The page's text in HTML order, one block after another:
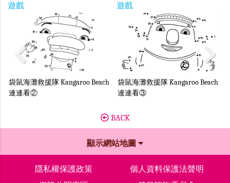
遊戲
袋鼠海灘救援隊 Kangaroo Beach
連連看②
遊戲
袋鼠海灘救援隊 Kangaroo Beach
連連看③
Next
BACK
顯示網站地圖
隱私權保護政策
個人資料保護法聲明